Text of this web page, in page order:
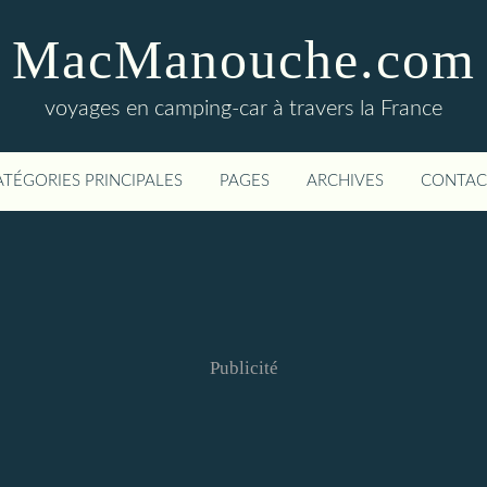
MacManouche.com
voyages en camping-car à travers la France
PRINCIPALES PAGES ARCHIVES
Publicité